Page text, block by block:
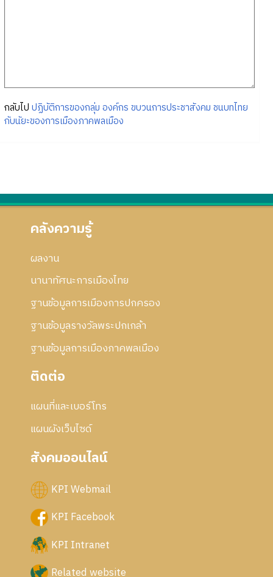
กลับไป ปฏิบัติการของกลุ่ม องค์กร ขบวนการประชาสังคม ชนบทไทย
กับนัยะของการเมืองภาคพลเมือง
คลังความรู้
ผลงาน
นานาทัศนะการเมืองไทย
ฐานข้อมูลการเมืองการปกครอง
ฐานข้อมูลรางวัลพระปกเกล้า
ฐานข้อมูลการเมืองภาคพลเมือง
ติดต่อ
แผนที่และเบอร์โทร
แผนผังเว็บไซด์
สังคมออนไลน์
KPI Webmail
KPI Facebook
KPI Intranet
Related website